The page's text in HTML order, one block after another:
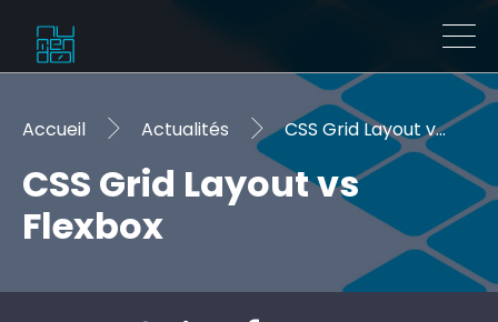
Accueil Actualités CSS Grid Layout vs Flexbox
CSS Grid Layout vs
Flexbox